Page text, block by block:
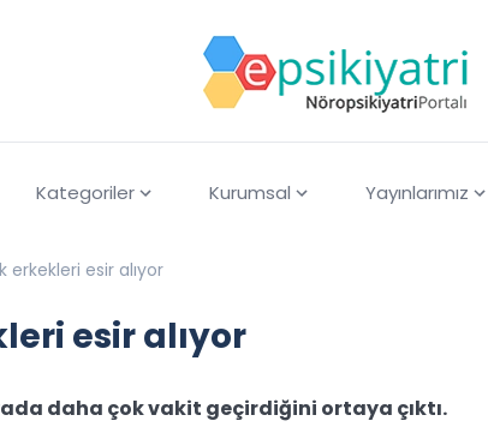
Kategoriler Kurumsal Yayınlarımız
esir alıyor
esir alıyor
daha çok vakit geçirdiğini ortaya çıktı.